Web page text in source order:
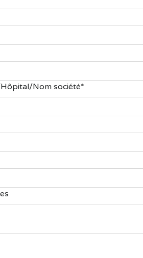
Nom société